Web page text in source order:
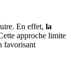
En effet, la
approche limite
favorisant